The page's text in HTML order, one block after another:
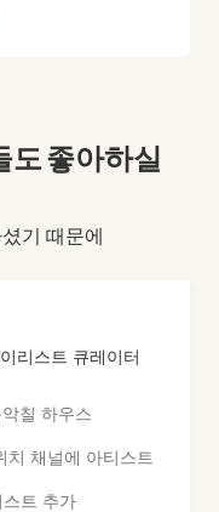
좋아하실
기 때문에
리스트 큐레이터
칠 하우스
치 채널에 아티스트
트 추가